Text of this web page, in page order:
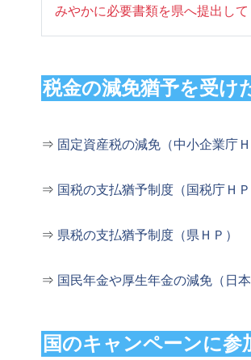
みやかに必要書類を県へ提出して
税金の減免猶予を受け
⇒ 固定資産税の減免（中小企業庁Ｈ
⇒ 国税の支払猶予制度（国税庁ＨＰ
⇒ 県税の支払猶予制度（県ＨＰ）
⇒ 国民年金や厚生年金の減免（日本
国のキャンペーンに参